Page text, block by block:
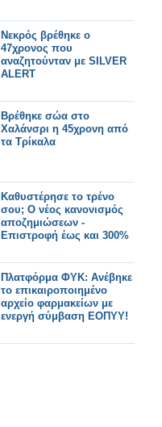
Νεκρός βρέθηκε ο
47χρονος που
αναζητούνταν με SILVER
ALERT
Βρέθηκε σώα στο
Χαλάνσρι η 45χρονη από
τα Τρίκαλα
Καθυστέρησε το τρένο
σου; Ο νέος κανονισμός
αποζημιώσεων -
Επιστροφή έως και 300%
Πλατφόρμα ΦΥΚ: Ανέβηκε
το επικαιροποιημένο
αρχείο φαρμακείων με
ενεργή σύμβαση ΕΟΠΥΥ!